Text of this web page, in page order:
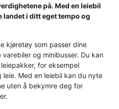
på. Med en leiebil
i ditt eget tempo og
kjøretøy som passer dine
og minibusser. Du kan
for eksempel
Med en leiebil kan du nyte
uten å bekymre deg for